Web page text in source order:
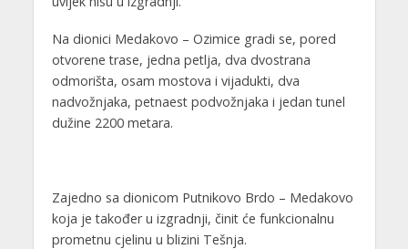
Na dionici Medakovo – Ozimice gradi se, pored
otvorene trase, jedna petlja, dva dvostrana
odmorišta, osam mostova i vijadukti, dva
nadvožnjaka, petnaest podvožnjaka i jedan tunel
dužine 2200 metara.
Zajedno sa dionicom Putnikovo Brdo – Medakovo
koja je također u izgradnji, činit će funkcionalnu
prometnu cjelinu u blizini Tešnja.